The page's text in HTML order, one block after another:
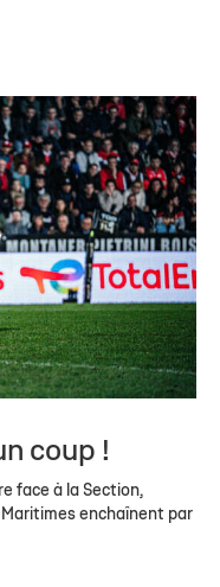
coup !
face à la Section,
enchaînent par